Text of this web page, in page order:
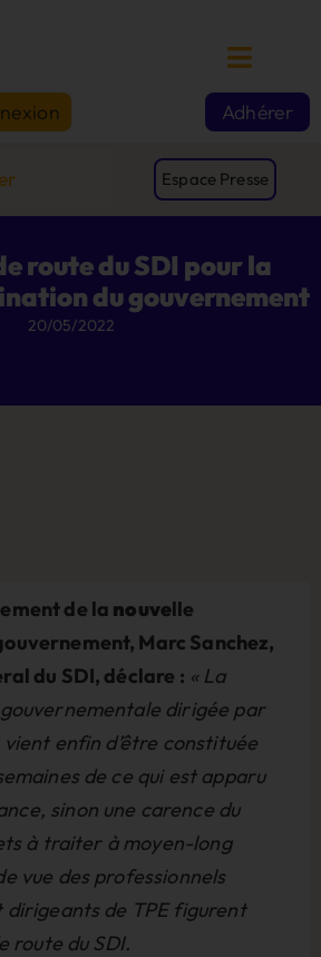
Adhérer
Espace Presse
route du SDI pour la
du gouvernement
20/05/2022
de la nouvelle
Marc Sanchez,
du SDI, déclare : « La
dirigée par
enfin d’être constituée
de ce qui est apparu
sinon une carence du
à traiter à moyen-long
vue des professionnels
dirigeants de TPE figurent
route du SDI.